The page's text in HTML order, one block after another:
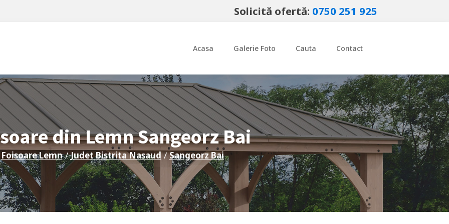
Solicită ofertă: 0750 251 925
Acasa Galerie Foto Cauta Contact
din LemnSangeorz Bai
Foisoare Lemn / JudetBistrita Nasaud / Sangeorz Bai